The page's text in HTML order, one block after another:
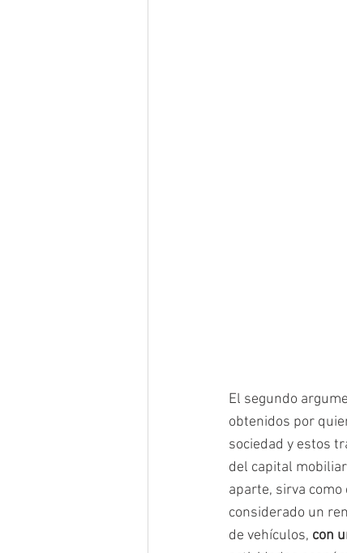
El segundo
obtenidos por
sociedad y estos
del capital
aparte, sirva
considerado un
de vehículos, con